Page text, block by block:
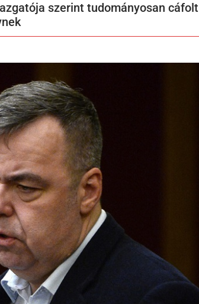
szerint tudományosan cáfolt